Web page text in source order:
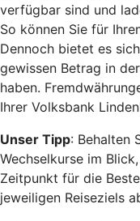
verfügbar sind und
So können Sie für
Dennoch bietet es
gewissen Betrag in
haben.
Ihrer Volksbank
Unser Tipp: Behalten
Wechselkurse im
Zeitpunkt für die
jeweiligen Reiseziels